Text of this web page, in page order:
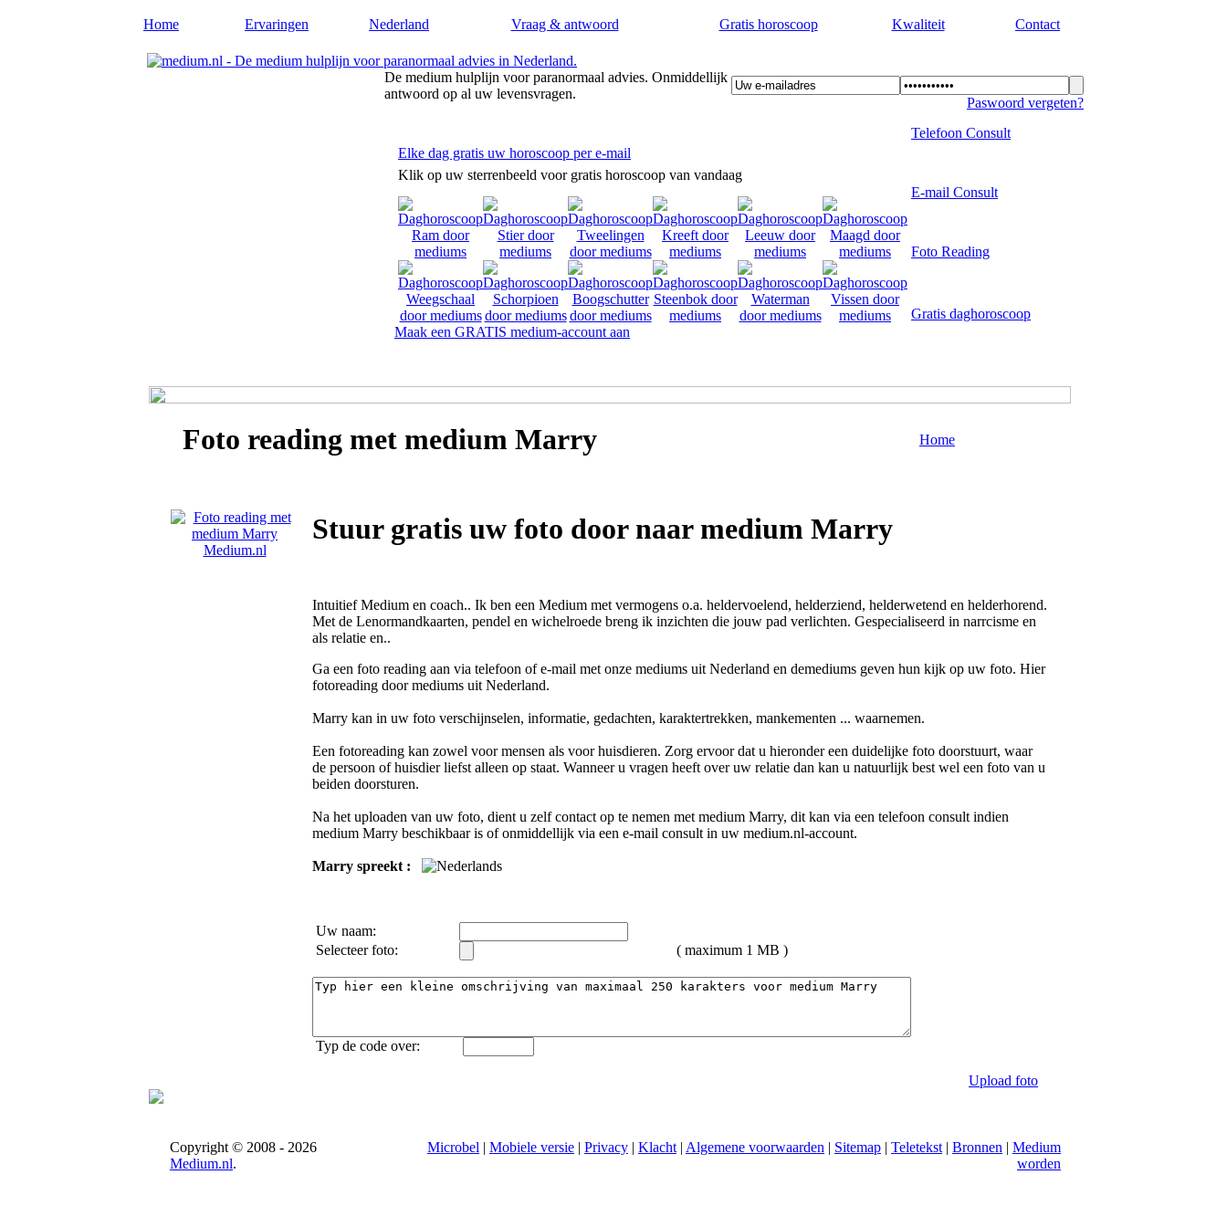
Home Ervaringen Nederland Vraag & antwoord Gratis horoscoop Kwaliteit Contact
De medium hulplijn voor paranormaal advies. Onmiddellijk
antwoord op al uw levensvragen.
Paswoord vergeten?
Elke dag gratis uw horoscoop per e-mail
Klik op uw sterrenbeeld voor gratis horoscoop van vandaag
Maak een GRATIS medium-account aan
Telefoon Consult
E-mail Consult
Foto Reading
Gratis daghoroscoop
Foto reading met medium Marry Home
Stuur gratis uw foto door naar medium Marry
Intuitief Medium en coach.. Ik ben een Medium met vermogens o.a. heldervoelend, helderziend, helderwetend en helderhorend.
Met de Lenormandkaarten, pendel en wichelroede breng ik inzichten die jouw pad verlichten. Gespecialiseerd in narrcisme en
als relatie en..
Ga een foto reading aan via telefoon of e-mail met onze mediums uit Nederland en demediums geven hun kijk op uw foto. Hier
fotoreading door mediums uit Nederland.
Marry kan in uw foto verschijnselen, informatie, gedachten, karaktertrekken, mankementen ... waarnemen.
Een fotoreading kan zowel voor mensen als voor huisdieren. Zorg ervoor dat u hieronder een duidelijke foto doorstuurt, waar
de persoon of huisdier liefst alleen op staat. Wanneer u vragen heeft over uw relatie dan kan u natuurlijk best wel een foto van u
beiden doorsturen.
Na het uploaden van uw foto, dient u zelf contact op te nemen met medium Marry, dit kan via een telefoon consult indien
medium Marry beschikbaar is of onmiddellijk via een e-mail consult in uw medium.nl-account.
Marry spreekt :
Uw naam:
Selecteer foto:
( maximum 1 MB )
Typ de code over:
Upload foto
Copyright © 2008 - 2026
Medium.nl.
Microbel | Mobiele versie | Privacy | Klacht | Algemene voorwaarden | Sitemap | Teletekst | Bronnen | Medium
worden